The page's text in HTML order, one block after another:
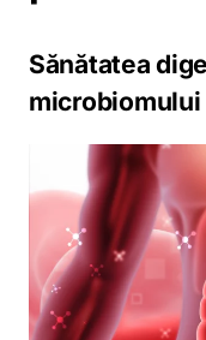
Sănătatea